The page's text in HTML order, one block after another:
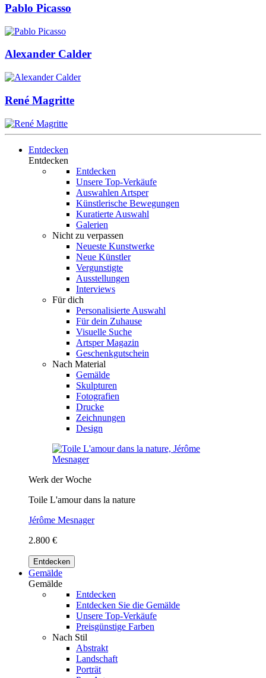
Pablo Picasso
Alexander Calder
René Magritte
Entdecken
Entdecken
Entdecken
Unsere Top-Verkäufe
Auswahlen Artsper
Künstlerische Bewegungen
Kuratierte Auswahl
Galerien
Nicht zu verpassen
Neueste Kunstwerke
Neue Künstler
Vergunstigte
Ausstellungen
Interviews
Für dich
Personalisierte Auswahl
Für dein Zuhause
Visuelle Suche
Artsper Magazin
Geschenkgutschein
Nach Material
Gemälde
Skulpturen
Fotografien
Drucke
Zeichnungen
Design
Werk der Woche
Toile L'amour dans la nature
Jérôme Mesnager
2.800 €
Entdecken
Gemälde
Gemälde
Entdecken
Entdecken Sie die Gemälde
Unsere Top-Verkäufe
Preisgünstige Farben
Nach Stil
Abstrakt
Landschaft
Porträt